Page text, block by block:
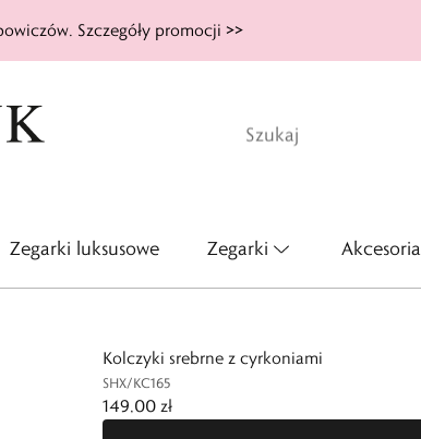
Szczegóły promocji >>
Zegarki luksusowe Zegarki Akcesoria
Kolczyki srebrne z cyrkoniami
SHX/KC165
149,00 zł